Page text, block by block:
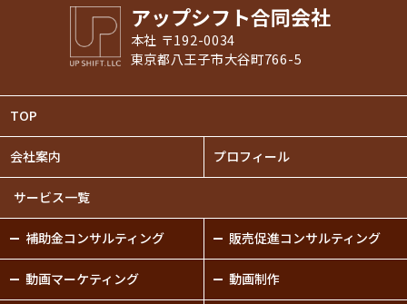
アップシフト合同会社
本社 〒192-0034
東京都八王子市大谷町766-5
TOP
会社案内 プロフィール
サービス一覧
補助金コンサルティング 販売促進コンサルティング
動画マーケティング 動画制作